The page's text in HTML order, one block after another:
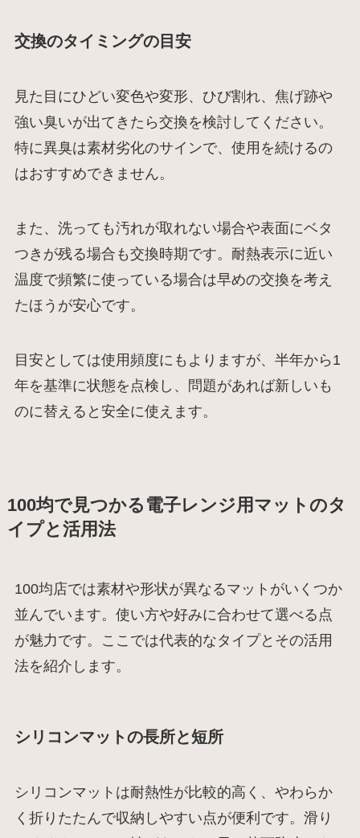
交換のタイミングの目安
見た目にひどい変色や変形、ひび割れ、焦げ跡や
強い臭いが出てきたら交換を検討してください。
特に異臭は素材劣化のサインで、使用を続けるの
はおすすめできません。
また、洗っても汚れが取れない場合や表面にベタ
つきが残る場合も交換時期です。耐熱表示に近い
温度で頻繁に使っている場合は早めの交換を考え
たほうが安心です。
目安としては使用頻度にもよりますが、半年から1
年を基準に状態を点検し、問題があれば新しいも
のに替えると安全に使えます。
100均で見つかる電子レンジ用マットのタ
イプと活用法
100均店では素材や形状が異なるマットがいくつか
並んでいます。使い方や好みに合わせて選べる点
が魅力です。ここでは代表的なタイプとその活用
法を紹介します。
シリコンマットの長所と短所
シリコンマットは耐熱性が比較的高く、やわらか
く折りたたんで収納しやすい点が便利です。滑り